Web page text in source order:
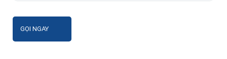
GỌI NGAY